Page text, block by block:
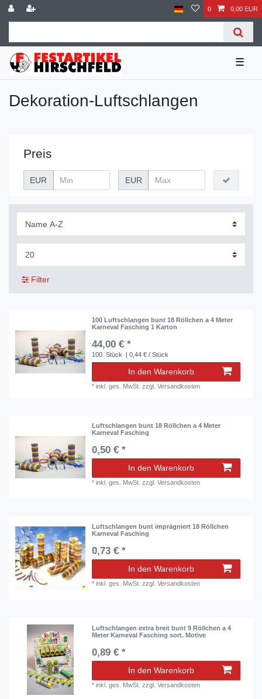
0 0,00 EUR
☰
Dekoration-Luftschlangen
Preis
EUR EUR
Filter
100 Luftschlangen bunt 18 Röllchen a 4 Meter
Karneval Fasching 1 Karton
44,00 € *
100 Stück | 0,44 € / Stück
In den Warenkorb
*inkl. ges. MwSt. zzgl.Versandkosten
Luftschlangen bunt 18 Röllchen a 4 Meter
Karneval Fasching
0,50 € *
In den Warenkorb
*inkl. ges. MwSt. zzgl.Versandkosten
Luftschlangen bunt imprägniert 18 Röllchen
Karneval Fasching
0,73 € *
In den Warenkorb
*inkl. ges. MwSt. zzgl.Versandkosten
Luftschlangen extra breit bunt 9 Röllchen a 4
Meter Karneval Fasching sort. Motive
0,89 € *
In den Warenkorb
*inkl. ges. MwSt. zzgl.Versandkosten